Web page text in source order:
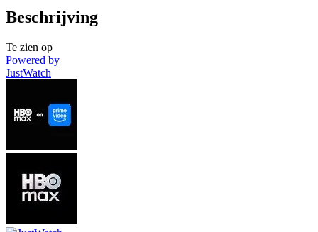
Beschrijving
Te zien op
Powered by
JustWatch